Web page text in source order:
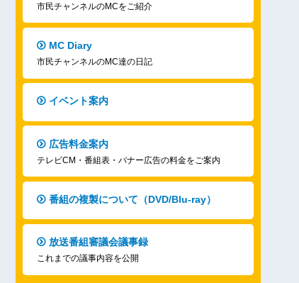
市民チャンネルのMCをご紹介
MC Diary
市民チャンネルのMC達の日記
イベント案内
広告料金案内
テレビCM・番組表・バナー広告の料金をご案内
番組の複製について（DVD/Blu-ray）
放送番組審議会議事録
これまでの議事内容を公開